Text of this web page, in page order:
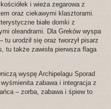
i wieża zegarowa z
oraz ciekawymi klasztorami.
białe domki z
oleandrami. Dla Greków wyspa
urodził się oraz tworzył pisarz
tu także zawisła pierwsza flaga
wyspę Archipelagu Sporad
zabawa i integracja z
– zorba, zabawa i śpiew to